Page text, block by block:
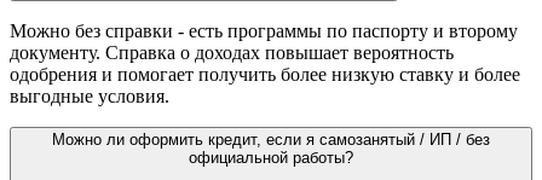
Можно без справки - есть программы по паспорту и второму
документу. Справка о доходах повышает вероятность
одобрения и помогает получить более низкую ставку и более
выгодные условия.
Можно ли оформить кредит, если я самозанятый / ИП / без
официальной работы?